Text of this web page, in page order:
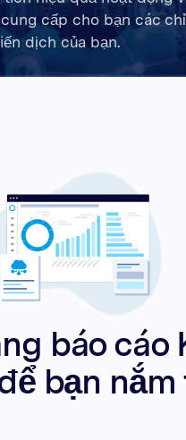
cấp cho bạn các
dịch của bạn.
báo cáo
bạn nắm